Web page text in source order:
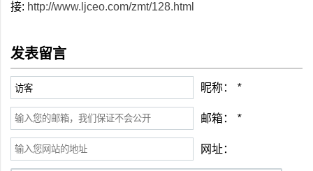
接: http://www.ljceo.com/zmt/128.html
发表留言
昵称： *
邮箱： *
网址：